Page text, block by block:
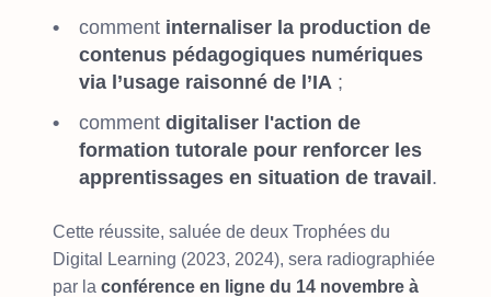
comment internaliser la production de
contenus pédagogiques numériques
via l’usage raisonné de l’IA ;
comment digitaliser l'action de
formation tutorale pour renforcer les
apprentissages en situation de travail .
Cette réussite, saluée de deux Trophées du
Digital Learning (2023, 2024), sera radiographiée
par la conférence en ligne du 14 novembre à